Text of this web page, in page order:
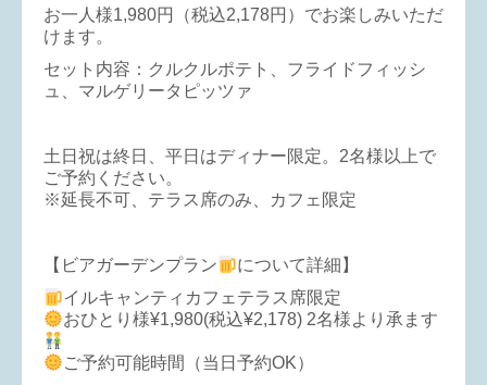
お一人様1,980円（税込2,178円）でお楽しみいただ
けます。
セット内容：クルクルポテト、フライドフィッシ
ュ、マルゲリータピッツァ
土日祝は終日、平日はディナー限定。2名様以上で
ご予約ください。
※延長不可、テラス席のみ、カフェ限定
【ビアガーデンプラン
について詳細】
イルキャンティカフェテラス席限定
おひとり様¥1,980(税込¥2,178) 2名様より承ます
ご予約可能時間（当日予約OK）